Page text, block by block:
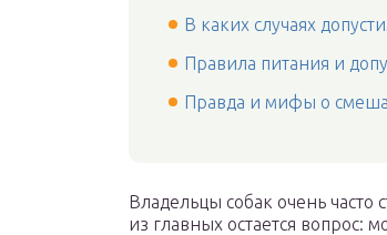
В каких случаях
Правила питания и
Правда и мифы о
Владельцы собак очень
из главных остается вопрос: